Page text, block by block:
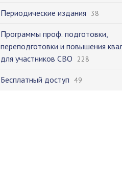
Периодические издания 38
Программы проф. подготовки,
переподготовки и повышения
для участников СВО 228
Бесплатный доступ 49